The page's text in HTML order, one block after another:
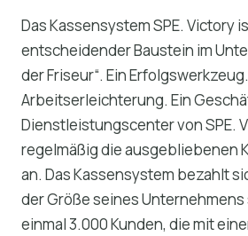
Das Kassensystem SPE. Victory
entscheidender Baustein im
der Friseur“. Ein
Arbeitserleichterung. Ein
Dienstleistungscenter von SPE.
regelmäßig die ausgebliebenen
an. Das Kassensystem bezahlt
der Größe seines
einmal 3.000 Kunden, die mit